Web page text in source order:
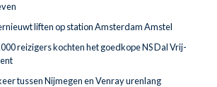
liften op station Amsterdam Amstel
reizigers kochten het goedkope NS Dal Vrij-
tussen Nijmegen en Venray urenlang